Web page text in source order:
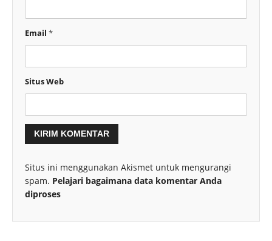
Email *
Situs Web
Situs ini menggunakan Akismet untuk mengurangi
spam. Pelajari bagaimana data komentar Anda
diproses